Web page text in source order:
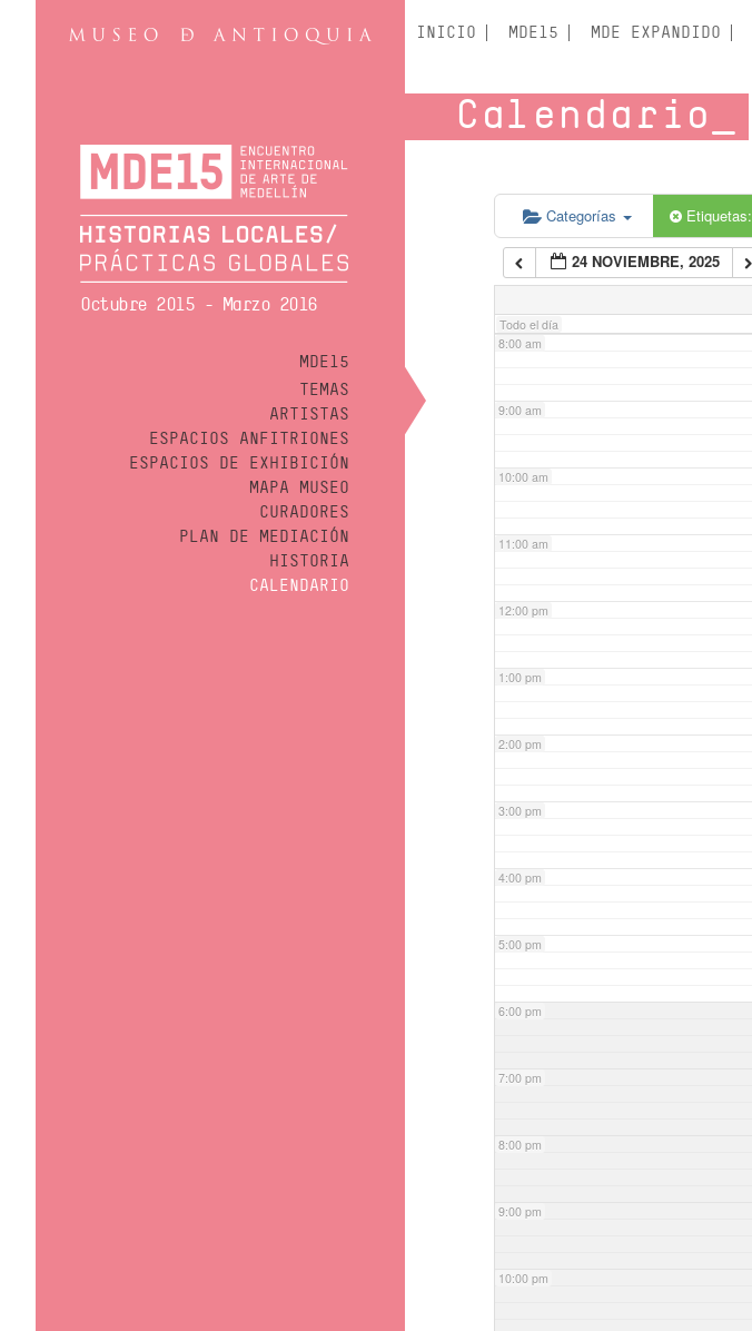
Octubre 2015 - Marzo 2016
MDE15
TEMAS
ARTISTAS
ESPACIOS ANFITRIONES
ESPACIOS DE EXHIBICIÓN
MAPA MUSEO
CURADORES
PLAN DE MEDIACIÓN
HISTORIA
CALENDARIO
INICIO MDE15 MDE EXPANDIDO
Calendario
Categorías Etiquetas:
24 NOVIEMBRE, 2025
Todo el día
5:00 am
6:00 am
7:00 am
8:00 am
9:00 am
10:00 am
11:00 am
12:00 pm
1:00 pm
2:00 pm
3:00 pm
4:00 pm
5:00 pm
6:00 pm
7:00 pm
8:00 pm
9:00 pm
10:00 pm